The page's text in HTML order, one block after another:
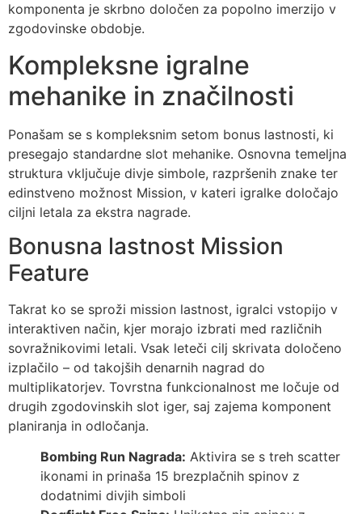
komponenta je skrbno določen za popolno imerzijo v
zgodovinske obdobje.
Kompleksne igralne
mehanike in značilnosti
Ponašam se s kompleksnim setom bonus lastnosti, ki
presegajo standardne slot mehanike. Osnovna temeljna
struktura vključuje divje simbole, razpršenih znake ter
edinstveno možnost Mission, v kateri igralke določajo
ciljni letala za ekstra nagrade.
Bonusna lastnost Mission
Feature
Takrat ko se sproži mission lastnost, igralci vstopijo v
interaktiven način, kjer morajo izbrati med različnih
sovražnikovimi letali. Vsak leteči cilj skrivata določeno
izplačilo – od takojših denarnih nagrad do
multiplikatorjev. Tovrstna funkcionalnost me ločuje od
drugih zgodovinskih slot iger, saj zajema komponent
planiranja in odločanja.
Bombing Run Nagrada: Aktivira se s treh scatter
ikonami in prinaša 15 brezplačnih spinov z
dodatnimi divjih simboli